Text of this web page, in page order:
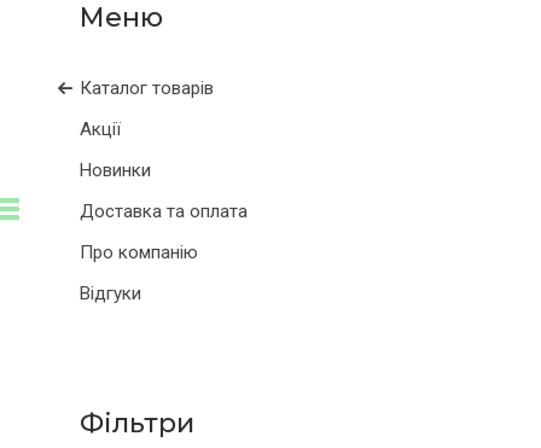
Каталог товарів
Акції
Новинки
Доставка та оплата
Про компанію
Відгуки
Фільтри